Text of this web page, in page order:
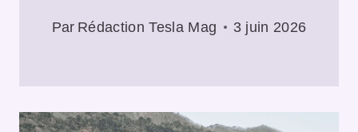
Par Rédaction Tesla Mag 3 juin 2026